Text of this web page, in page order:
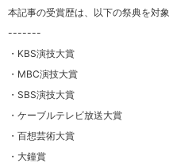
本記事の受賞歴は、以下の祭典を対
-------
・KBS演技大賞
・MBC演技大賞
・SBS演技大賞
・ケーブルテレビ放送大賞
・百想芸術大賞
・大鐘賞